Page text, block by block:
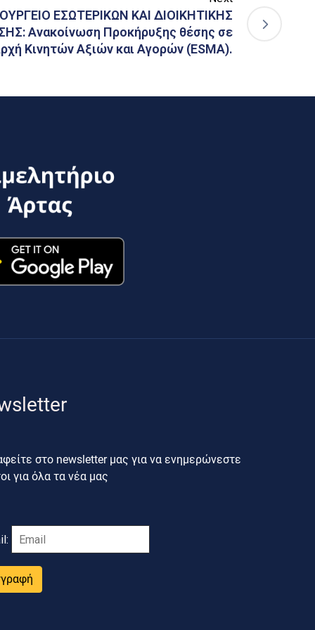
ΕΣΩΤΕΡΙΚΩΝ ΚΑΙ ΔΙΟΙΚΗΤΙΚΗΣ
Ανακοίνωση Προκήρυξης θέσης σε
Κινητών Αξιών και Αγορών (ESMA).
στο newsletter μας για να ενημερώνεστε
για όλα τα νέα μας